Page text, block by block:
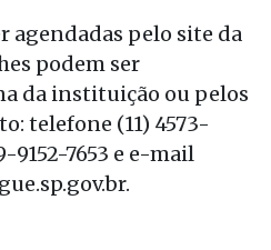
agendadas pelo site da
podem ser
da instituição ou pelos
telefone (11) 4573-
9152-7653 e e-mail